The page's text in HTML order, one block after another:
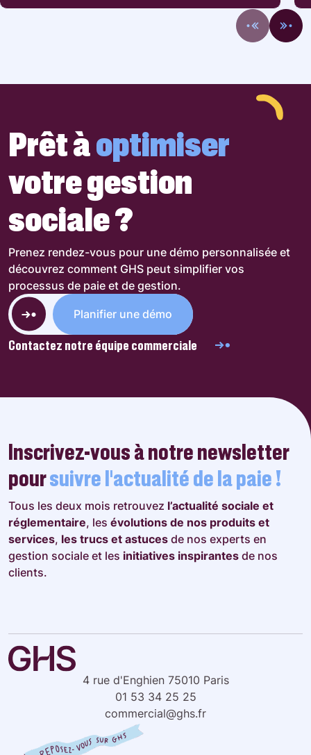
Prêt àoptimiser
votre gestion
sociale ?
Prenez rendez-vous pour une démo personnalisée et
découvrez comment GHS peut simplifier vos
processus de paie et de gestion.
Planifier une démo
Contactez notre équipe commerciale
Inscrivez-vous à notre newsletter
poursuivre l’actualité de la paie !
Tous les deux mois retrouvez l’actualité sociale et
réglementaire, les évolutions de nos produits et
services, les trucs et astuces de nos experts en
gestion sociale et les initiatives inspirantes de nos
clients.
4 rue d'Enghien 75010 Paris
01 53 34 25 25
commercial@ghs.fr